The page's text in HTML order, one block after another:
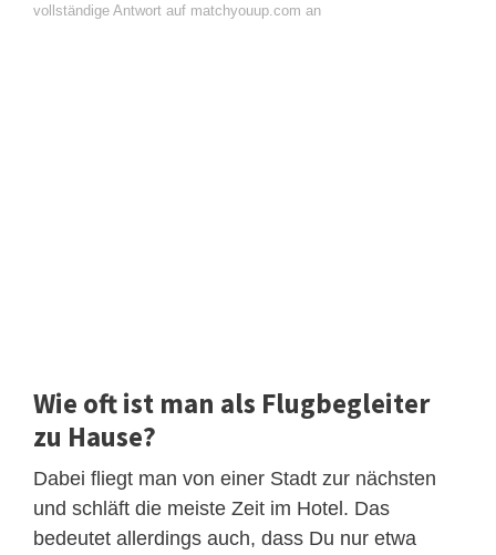
vollständige Antwort auf matchyouup.com an
Wie oft ist man als Flugbegleiter
zu Hause?
Dabei fliegt man von einer Stadt zur nächsten
und schläft die meiste Zeit im Hotel. Das
bedeutet allerdings auch, dass Du nur etwa